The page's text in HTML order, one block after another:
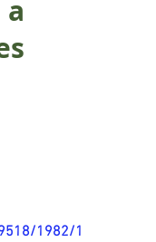
1982/1